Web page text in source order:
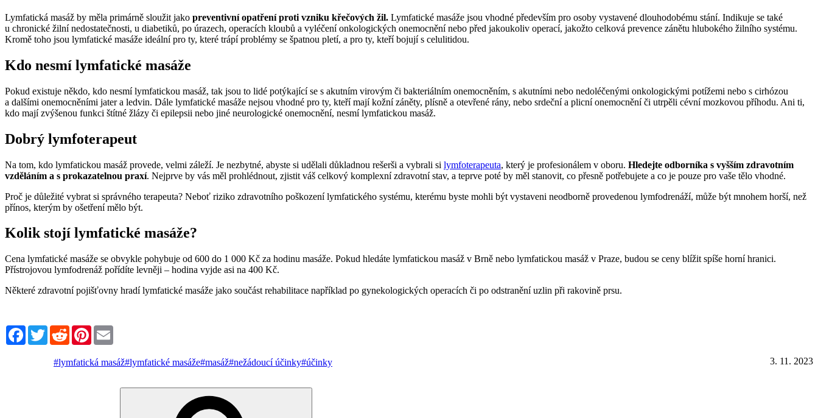
Lymfatická masáž by měla primárně sloužit jako preventivní opatření proti vzniku křečových žil. Lymfatické masáže jsou vhodné především pro osoby vystavené dlouhodobému stání. Indikuje se také
u chronické žilní nedostatečnosti, u diabetiků, po úrazech, operacích kloubů a vyléčení onkologických onemocnění nebo před jakoukoliv operací, jakožto celková prevence zánětu hlubokého žilního systému.
Kromě toho jsou lymfatické masáže ideální pro ty, které trápí problémy se špatnou pletí, a pro ty, kteří bojují s celulitidou.
Kdo nesmí lymfatické masáže
Pokud existuje někdo, kdo nesmí lymfatickou masáž, tak jsou to lidé potýkající se s akutním virovým či bakteriálním onemocněním, s akutními nebo nedoléčenými onkologickými potížemi nebo s cirhózou
a dalšími onemocněními jater a ledvin. Dále lymfatické masáže nejsou vhodné pro ty, kteří mají kožní záněty, plísně a otevřené rány, nebo srdeční a plicní onemocnění či utrpěli cévní mozkovou příhodu. Ani ti,
kdo mají zvýšenou funkci štítné žlázy či epilepsii nebo jiné neurologické onemocnění, nesmí lymfatickou masáž.
Dobrý lymfoterapeut
Na tom, kdo lymfatickou masáž provede, velmi záleží. Je nezbytné, abyste si udělali důkladnou rešerši a vybrali si lymfoterapeuta, který je profesionálem v oboru. Hledejte odborníka s vyšším zdravotním
vzděláním a s prokazatelnou praxí. Nejprve by vás měl prohlédnout, zjistit váš celkový komplexní zdravotní stav, a teprve poté by měl stanovit, co přesně potřebujete a co je pouze pro vaše tělo vhodné.
Proč je důležité vybrat si správného terapeuta? Neboť riziko zdravotního poškození lymfatického systému, kterému byste mohli být vystaveni neodborně provedenou lymfodrenáží, může být mnohem horší, než
přínos, kterým by ošetření mělo být.
Kolik stojí lymfatické masáže?
Cena lymfatické masáže se obvykle pohybuje od 600 do 1 000 Kč za hodinu masáže. Pokud hledáte lymfatickou masáž v Brně nebo lymfatickou masáž v Praze, budou se ceny blížit spíše horní hranici.
Přístrojovou lymfodrenáž pořídíte levněji – hodina vyjde asi na 400 Kč.
Některé zdravotní pojišťovny hradí lymfatické masáže jako součást rehabilitace například po gynekologických operacích či po odstranění uzlin při rakovině prsu.
FacebookTwitterRedditPinterest
3. 11. 2023
#lymfatická masáž#lymfatické masáže#masáž#nežádoucí účinky#účinky